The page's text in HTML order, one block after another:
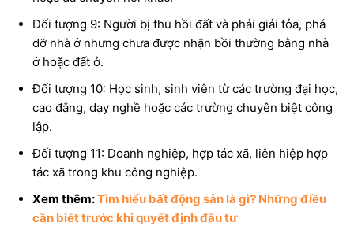
Đối tượng 9: Người bị thu hồi đất và phải giải tỏa, phá
dỡ nhà ở nhưng chưa được nhận bồi thường bằng nhà
ở hoặc đất ở.
Đối tượng 10: Học sinh, sinh viên từ các trường đại học,
cao đẳng, dạy nghề hoặc các trường chuyên biệt công
lập.
Đối tượng 11: Doanh nghiệp, hợp tác xã, liên hiệp hợp
tác xã trong khu công nghiệp.
Xem thêm:Tìm hiểu bất động sản là gì? Những điều
cần biết trước khi quyết định đầu tư